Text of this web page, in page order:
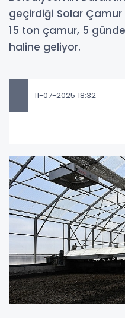
geçirdiği Solar
15 ton çamur, 5
haline geliyor.
11-07-2025 18:32